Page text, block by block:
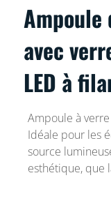
avec
LED à
Ampoule à
Idéale pour les
source
esthétique, que